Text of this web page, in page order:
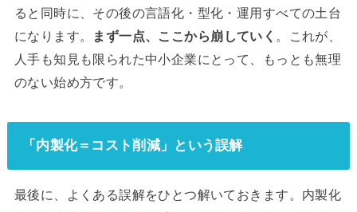
ると同時に、その後の言語化・型化・運用すべての土台
になります。
まず一点、ここから崩していく 。これが、
人手も知見も限られた中小企業にとって、もっとも無理
のない始め方です。
「内製化＝コスト削減」という誤解
最後に、よくある誤解をひとつ解いておきます。内製化